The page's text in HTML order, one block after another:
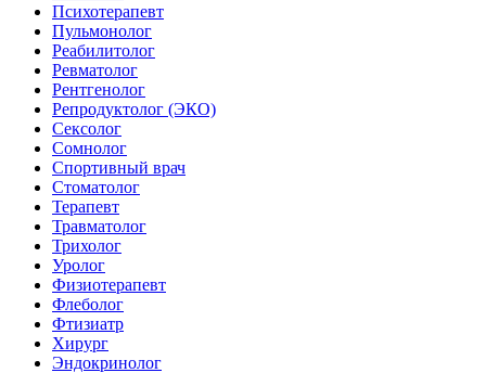
Психотерапевт
Пульмонолог
Реабилитолог
Ревматолог
Рентгенолог
Репродуктолог (ЭКО)
Сексолог
Сомнолог
Спортивный врач
Стоматолог
Терапевт
Травматолог
Трихолог
Уролог
Физиотерапевт
Флеболог
Фтизиатр
Хирург
Эндокринолог